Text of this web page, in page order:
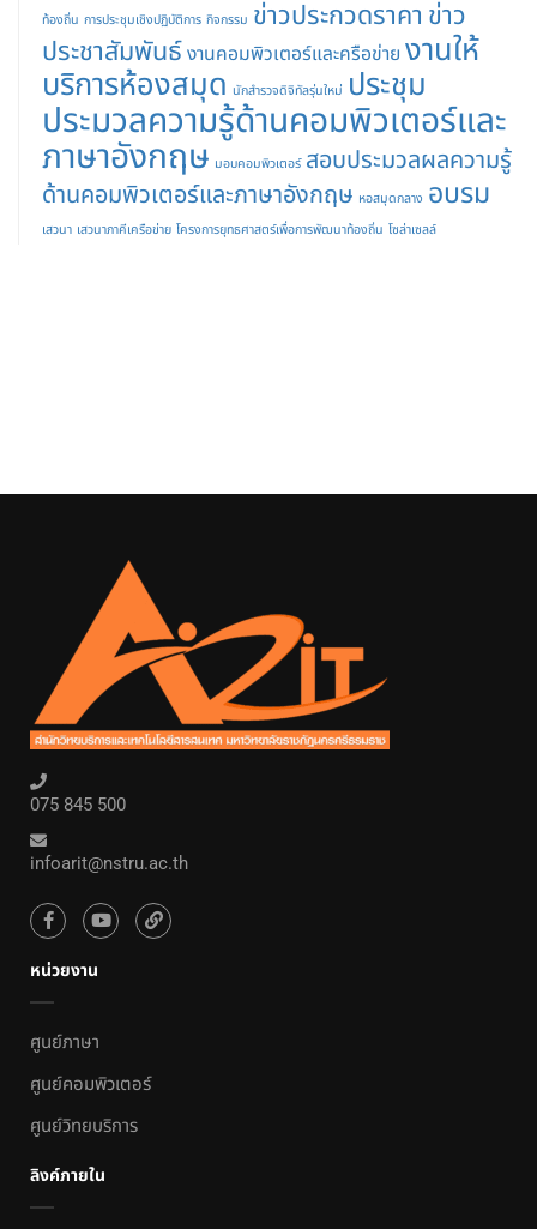
ท้องถิ่น การประชุมเชิงปฏิบัติการ กิจกรรม ข่าวประกวดราคา ข่าว
ประชาสัมพันธ์ งานคอมพิวเตอร์และครือข่าย งานให้
บริการห้องสมุด นักสำรวจดิจิทัลรุ่นใหม่ ประชุม
ประมวลความรู้ด้านคอมพิวเตอร์และ
ภาษาอังกฤษ มอบคอมพิวเตอร์ สอบประมวลผลความรู้
ด้านคอมพิวเตอร์และภาษาอังกฤษ หอสมุดกลาง อบรม
เสวนา เสวนาภาคีเครือข่าย โครงการยุทธศาสตร์เพื่อการพัฒนาท้องถิ่น โซล่าเซลล์
075 845 500
infoarit@nstru.ac.th
หน่วยงาน
ศูนย์ภาษา
ศูนย์คอมพิวเตอร์
ศูนย์วิทยบริการ
ลิงค์ภายใน